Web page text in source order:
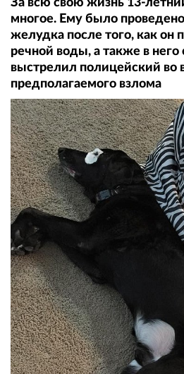
многое. Ему было
желудка после того, как он
речной воды, а также в него
выстрелил полицейский во
предполагаемого взлома